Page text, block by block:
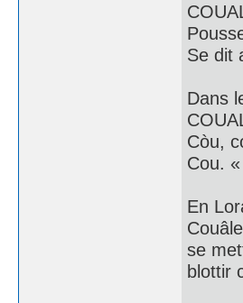
Se dit
Dans
Còu,
Cou.
En
se
blottir